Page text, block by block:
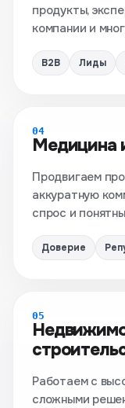
продукты,
компании и
B2B Лиды
04
Медицина
Продвигаем
аккуратную
спрос и
Доверие
05
Работаем с
сложными